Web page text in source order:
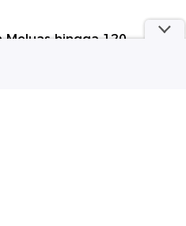
Meluas hingga 120